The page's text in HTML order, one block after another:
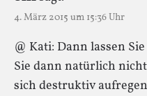
4. März 2015 um 15:36 Uhr
@ Kati: Dann lassen
Sie dann natürlich
sich destruktiv